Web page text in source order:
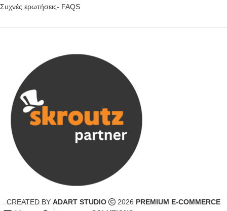
Συχνές ερωτήσεις- FAQS
CREATED BY ADART STUDIO 2026 PREMIUM E-COMMERCE